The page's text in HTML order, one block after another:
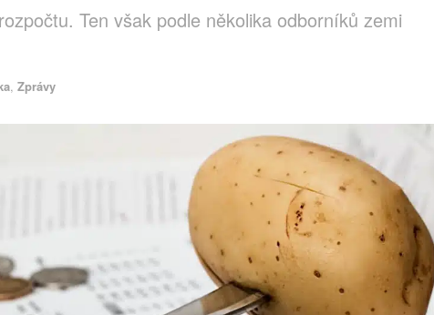
Ten však podle několika odborníků zemi
, Zprávy